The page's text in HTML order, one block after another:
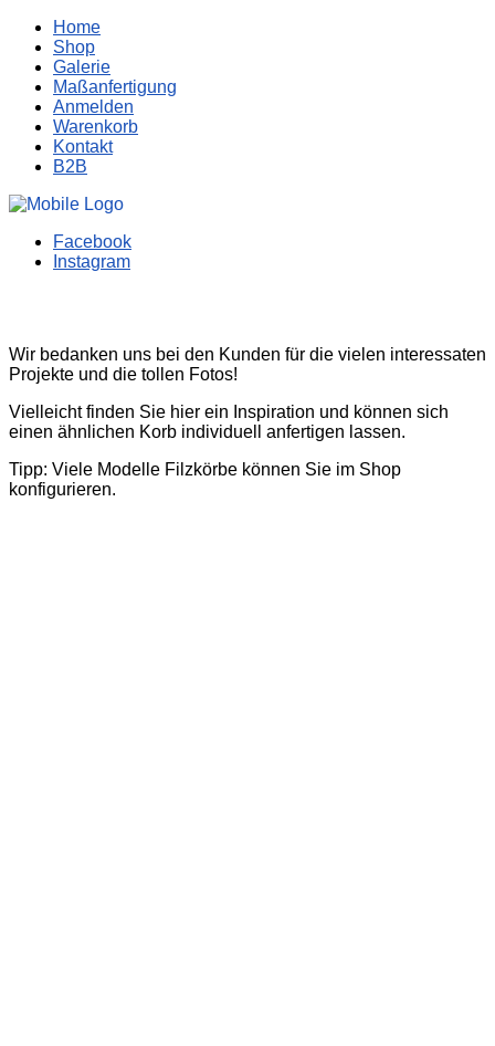
Home
Shop
Galerie
Maßanfertigung
Anmelden
Warenkorb
Kontakt
B2B
Facebook
Instagram
Wir bedanken uns bei den Kunden für die vielen interessaten
Projekte und die tollen Fotos!
Vielleicht finden Sie hier ein Inspiration und können sich
einen ähnlichen Korb individuell anfertigen lassen.
Tipp: Viele Modelle Filzkörbe können Sie im Shop
konfigurieren.